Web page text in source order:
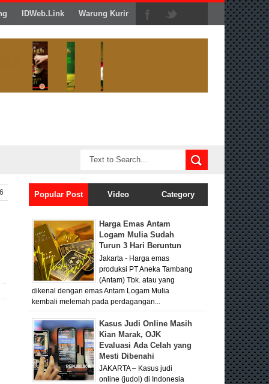
IDWeb.Link Warung Kurir
Popular Post Video Category
Harga Emas Antam
Logam Mulia Sudah
Turun 3 Hari Beruntun
Jakarta - Harga emas
produksi PT Aneka Tambang
(Antam) Tbk. atau yang
dikenal dengan emas Antam Logam Mulia
kembali melemah pada perdagangan...
Kasus Judi Online Masih
Kian Marak, OJK
Evaluasi Ada Celah yang
Mesti Dibenahi
JAKARTA – Kasus judi
online (judol) di Indonesia